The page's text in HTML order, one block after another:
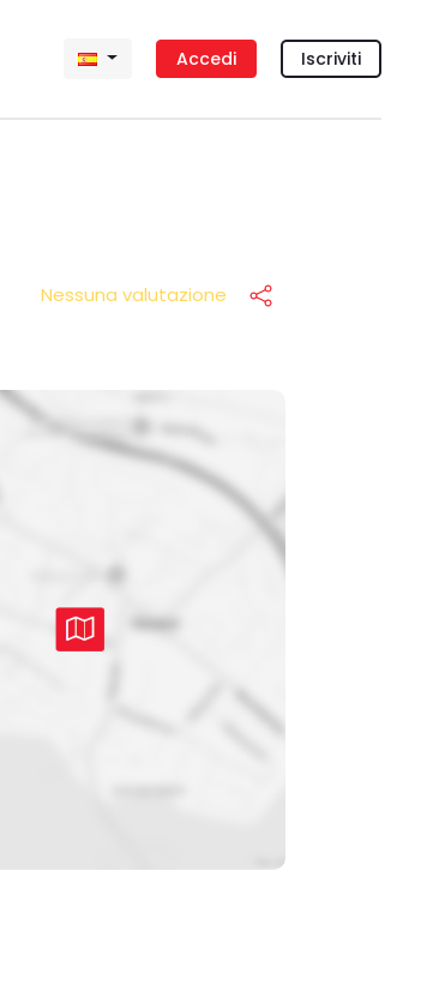
Accedi Iscriviti
Nessuna valutazione